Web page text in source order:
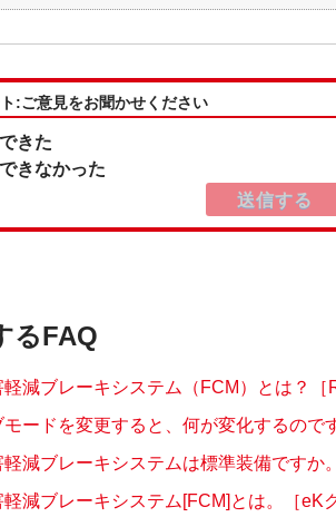
:ご意見をお聞かせください
きた
きなかった
るFAQ
減ブレーキシステム（FCM）とは？［
モードを変更すると、何が変化するので
減ブレーキシステムは標準装備ですか
減ブレーキシステム[FCM]とは。［eK